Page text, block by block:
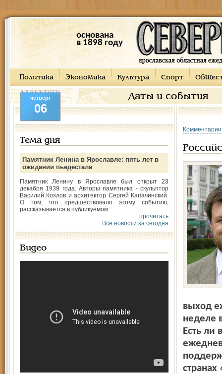
основана
в 1898 году
Политика Экономика Культура Спорт
Даты и события
четверг
06
Тема дня
Памятник Ленина в Ярославле: пять лет в
ожидании пьедестала
Памятник Ленину в Ярославле был открыт 23
декабря 1939 года. Авторы памятника - скульптор
Василий Козлов и архитектор Сергей Капачинский.
О том, что предшествовало этому событию,
рассказывается в публикуемом ...
прочитать
Все новости за сегодня
Видео
выход
неделе
Есть ли